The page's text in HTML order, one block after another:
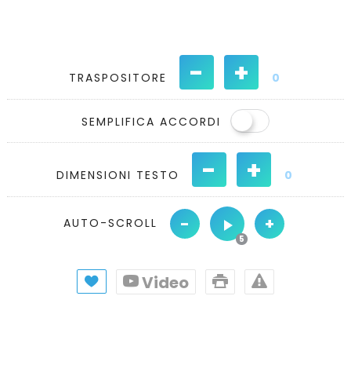
TRASPOSITORE - + 0
SEMPLIFICA ACCORDI
DIMENSIONI TESTO - + 0
AUTO-SCROLL - +
Video